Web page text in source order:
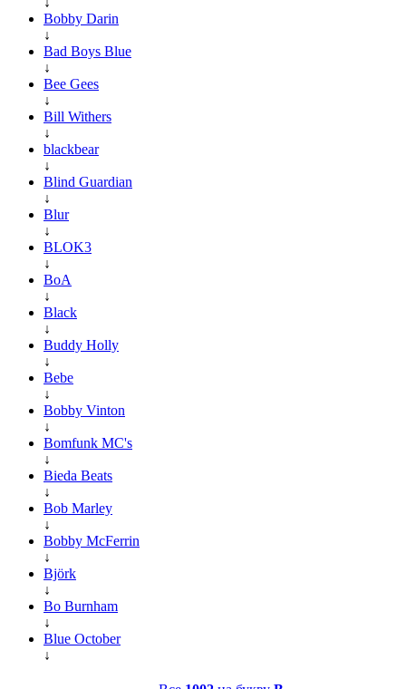
Bobby Darin
↓
Bad Boys Blue
↓
Bee Gees
↓
Bill Withers
↓
blackbear
↓
Blind Guardian
↓
Blur
↓
BLOK3
↓
BoA
↓
Black
↓
Buddy Holly
↓
Bebe
↓
Bobby Vinton
↓
Bomfunk MC's
↓
Bieda Beats
↓
Bob Marley
↓
Bobby McFerrin
↓
Björk
↓
Bo Burnham
↓
Blue October
↓